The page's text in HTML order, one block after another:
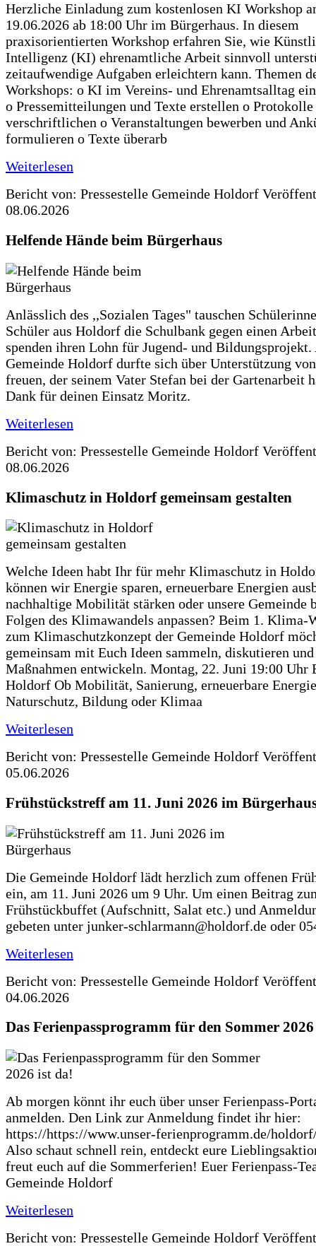
Herzliche Einladung zum kostenlosen KI Workshop
19.06.2026 ab 18:00 Uhr im Bürgerhaus. In diesem
praxisorientierten Workshop erfahren Sie, wie
Intelligenz (KI) ehrenamtliche Arbeit sinnvoll
zeitaufwendige Aufgaben erleichtern kann. Themen
Workshops: o KI im Vereins- und Ehrenamtsalltag
o Pressemitteilungen und Texte erstellen o
verschriftlichen o Veranstaltungen bewerben und
formulieren o Texte überarb
Weiterlesen
Bericht von: Pressestelle Gemeinde Holdorf
08.06.2026
Helfende Hände beim Bürgerhaus
Anlässlich des ,,Sozialen Tages" tauschen
Schüler aus Holdorf die Schulbank gegen einen
spenden ihren Lohn für Jugend- und Bildungsprojekt.
Gemeinde Holdorf durfte sich über Unterstützung
freuen, der seinem Vater Stefan bei der Gartenarbeit
Dank für deinen Einsatz Moritz.
Weiterlesen
Bericht von: Pressestelle Gemeinde Holdorf
08.06.2026
Klimaschutz in Holdorf gemeinsam gestalten
Welche Ideen habt Ihr für mehr Klimaschutz in
können wir Energie sparen, erneuerbare Energien
nachhaltige Mobilität stärken oder unsere Gemeinde
Folgen des Klimawandels anpassen? Beim 1. Klima-
zum Klimaschutzkonzept der Gemeinde Holdorf
gemeinsam mit Euch Ideen sammeln, diskutieren
Maßnahmen entwickeln. Montag, 22. Juni 19:00 Uhr
Holdorf Ob Mobilität, Sanierung, erneuerbare
Naturschutz, Bildung oder Klimaa
Weiterlesen
Bericht von: Pressestelle Gemeinde Holdorf
05.06.2026
Frühstückstreff am 11. Juni 2026 im
Die Gemeinde Holdorf lädt herzlich zum offenen
ein, am 11. Juni 2026 um 9 Uhr. Um einen Beitrag
Frühstückbuffet (Aufschnitt, Salat etc.) und
gebeten unter junker-schlarmann@holdorf.de oder
Weiterlesen
Bericht von: Pressestelle Gemeinde Holdorf
04.06.2026
Das Ferienpassprogramm für den Sommer
Ab morgen könnt ihr euch über unser Ferienpass-
anmelden. Den Link zur Anmeldung findet ihr hier:
https://https://www.unser-ferienprogramm.de/
Also schaut schnell rein, entdeckt eure
freut euch auf die Sommerferien! Euer Ferienpass-
Gemeinde Holdorf
Weiterlesen
Bericht von: Pressestelle Gemeinde Holdorf